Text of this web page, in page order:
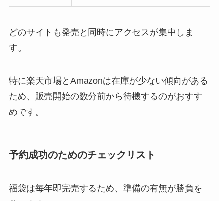
どのサイトも発売と同時にアクセスが集中しま
す。
特に楽天市場とAmazonは在庫が少ない傾向がある
ため、販売開始の数分前から待機するのがおすす
めです。
予約成功のためのチェックリスト
福袋は毎年即完売するため、準備の有無が勝負を